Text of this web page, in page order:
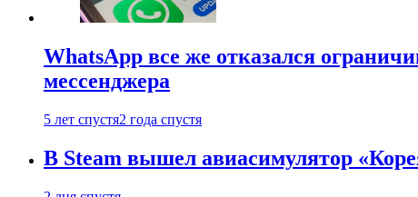
WhatsApp все же отказался
мессенджера
5 лет спустя2 года спустя
В Steam вышел авиасимулятор